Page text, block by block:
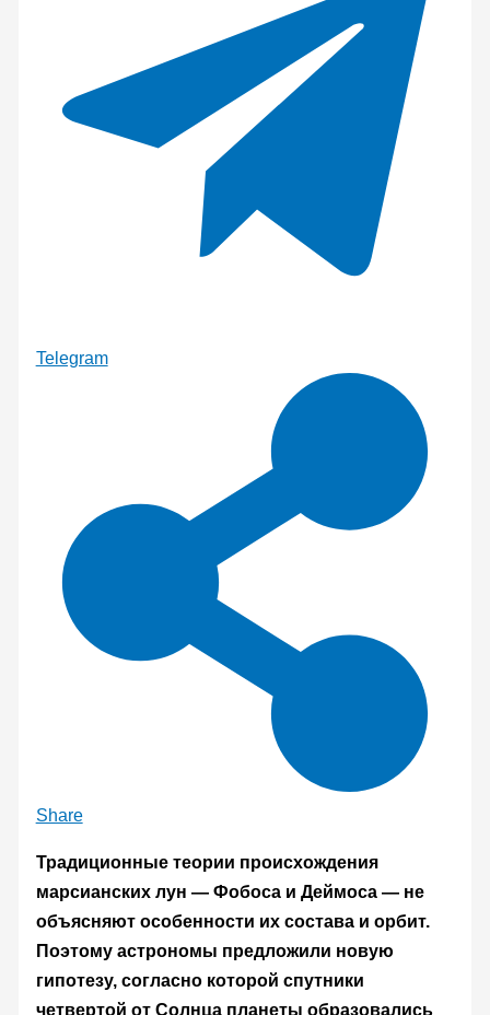
Telegram
Share
Традиционные теории происхождения
марсианских лун — Фобоса и Деймоса — не
объясняют особенности их состава и орбит.
Поэтому астрономы предложили новую
гипотезу, согласно которой спутники
четвертой от Солнца планеты образовались